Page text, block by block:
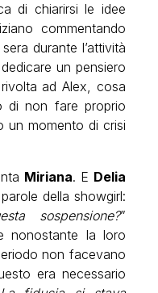
di chiarirsi le idee
commentando
durante l’attività
un pensiero
ad Alex, cosa
di non fare proprio
un momento di crisi
Miriana. E Delia
della showgirl:
sospensione?”
nonostante la loro
non facevano
era necessario